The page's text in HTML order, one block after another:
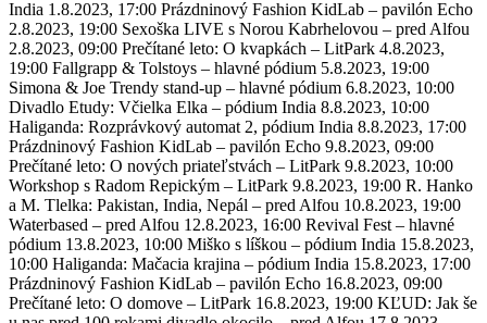
India 1.8.2023, 17:00 Prázdninový Fashion KidLab – pavilón Echo
2.8.2023, 19:00 Sexoška LIVE s Norou Kabrhelovou – pred Alfou
2.8.2023, 09:00 Prečítané leto: O kvapkách – LitPark 4.8.2023,
19:00 Fallgrapp & Tolstoys – hlavné pódium 5.8.2023, 19:00
Simona & Joe Trendy stand-up – hlavné pódium 6.8.2023, 10:00
Divadlo Etudy: Včielka Elka – pódium India 8.8.2023, 10:00
Haliganda: Rozprávkový automat 2, pódium India 8.8.2023, 17:00
Prázdninový Fashion KidLab – pavilón Echo 9.8.2023, 09:00
Prečítané leto: O nových priateľstvách – LitPark 9.8.2023, 10:00
Workshop s Radom Repickým – LitPark 9.8.2023, 19:00 R. Hanko
a M. Tlelka: Pakistan, India, Nepál – pred Alfou 10.8.2023, 19:00
Waterbased – pred Alfou 12.8.2023, 16:00 Revival Fest – hlavné
pódium 13.8.2023, 10:00 Miško s líškou – pódium India 15.8.2023,
10:00 Haliganda: Mačacia krajina – pódium India 15.8.2023, 17:00
Prázdninový Fashion KidLab – pavilón Echo 16.8.2023, 09:00
Prečítané leto: O domove – LitPark 16.8.2023, 19:00 KĽUD: Jak še